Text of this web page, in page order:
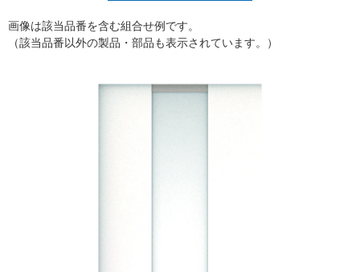
画像は該当品番を含む組合せ例です。
（該当品番以外の製品・部品も表示されています。）